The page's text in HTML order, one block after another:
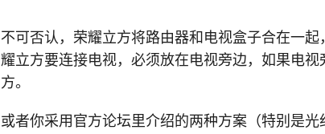
不可否认，荣耀立方将路由器和电视盒子合在一
耀立方要连接电视，必须放在电视旁边，如果电
方。
或者你采用官方论坛里介绍的两种方案（特别是